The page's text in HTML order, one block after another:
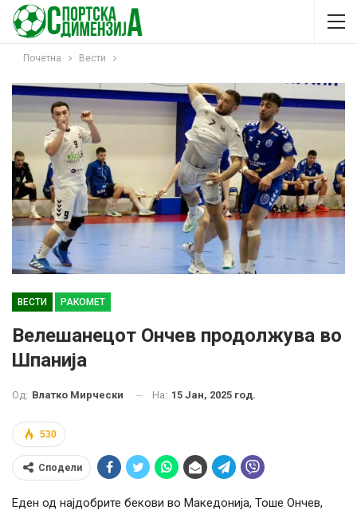
Почетна Вести
ВЕСТИ РАКОМЕТ
Велешанецот Ончев продолжува во
Шпанија
Од: Влатко Мирчески На: 15 Јан, 2025 год.
530
Сподели
Еден од најдобрите бекови во Македонија, Тоше Ончев,